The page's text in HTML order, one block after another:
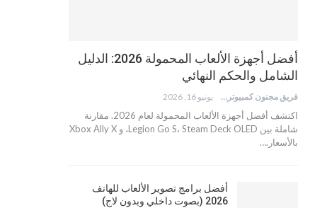
أفضل أجهزة الألعاب المحمولة 2026: الدليل
الشامل والحكم النهائي
فريق مجنون كمبيوتر يونيو 16, 2026
اكتشف أفضل أجهزة الألعاب المحمولة لعام 2026. مقارنة
شاملة بين Legion Go S، Steam Deck OLED، و Xbox Ally X
بالأسعار.…
أفضل برامج تصوير الألعاب للهاتف
2026 (بصوت داخلي وبدون لاج)